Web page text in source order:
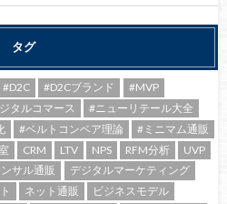
タグ
#D2C #D2Cブランド
#MVP
タルコマース
#ニューリテール大全
#ベルトコンベア理論
#ミニマム通販
CRM LTV NPS RFM分析
UVP
ンサル通販
デジタルマーケティング
ネット通販
ビジネスモデル